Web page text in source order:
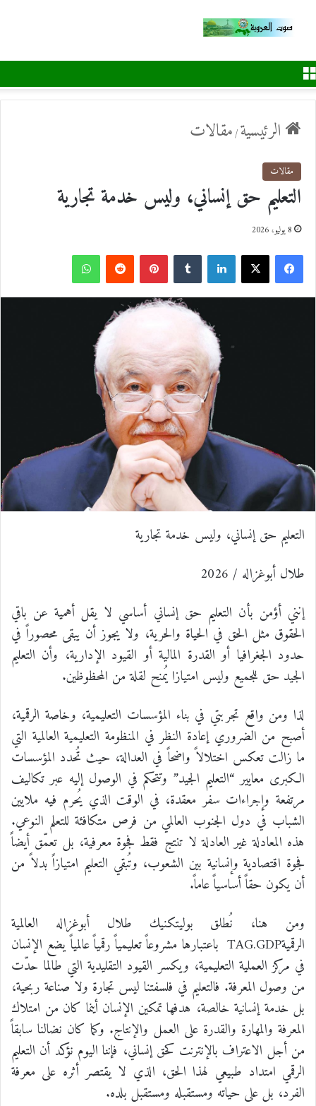
الرئيسية/مقالات
مقالات
التعليم حق إنساني، وليس خدمة تجارية
8 يوليو، 2026
ي
ك
X
ي
ك
د
إ
T
m
b
l
r
ي
ت
ي
ر
ي
س
ت
R
e
d
d
i
ا
ب
التعليم حق إنساني، وليس خدمة تجارية
طلال أبوغزاله / 2026
إنني أؤمن بأن التعليم حق إنساني أساسي لا يقل أهمية عن باقي
الحقوق مثل الحق في الحياة والحرية، ولا يجوز أن يبقى محصوراً في
حدود الجغرافيا أو القدرة المالية أو القيود الإدارية، وأن التعليم
الجيد حق للجميع وليس امتيازا يُمنح لقلة من المحظوظين.
لذا ومن واقع تجربتي في بناء المؤسسات التعليمية، وخاصة الرقمية،
أصبح من الضروري إعادة النظر في المنظومة التعليمية العالمية التي
ما زالت تعكس اختلالاً واضحاً في العدالة، حيث تُحدد المؤسسات
الكبرى معايير “التعليم الجيد” وتتحكم في الوصول إليه عبر تكاليف
مرتفعة وإجراءات سفر معقدة، في الوقت الذي يُحرم فيه ملايين
الشباب في دول الجنوب العالمي من فرص متكافئة للتعلم النوعي.
هذه المعادلة غير العادلة لا تنتج فقط فجوة معرفية، بل تعمّق أيضاً
فجوة اقتصادية وإنسانية بين الشعوب، وتُبقي التعليم امتيازاً بدلاً من
أن يكون حقاً أساسياً عاماً.
ومن هنا، نُطلق بوليتكنيك طلال أبوغزاله العالمية
الرقميةTAG.GDP باعتبارها مشروعاً تعليمياً رقمياً عالمياً يضع الإنسان
في مركز العملية التعليمية، ويكسر القيود التقليدية التي طالما حدّت
من وصول المعرفة. فالتعليم في فلسفتنا ليس تجارة ولا صناعة ربحية،
بل خدمة إنسانية خالصة، هدفها تمكين الإنسان أينما كان من امتلاك
المعرفة والمهارة والقدرة على العمل والإنتاج. وكما كان نضالنا سابقاً
من أجل الاعتراف بالإنترنت كحق إنساني، فإننا اليوم نؤكد أن التعليم
الرقمي امتداد طبيعي لهذا الحق، الذي لا يقتصر أثره على معرفة
الفرد، بل على حياته ومستقبله ومستقبل بلده.